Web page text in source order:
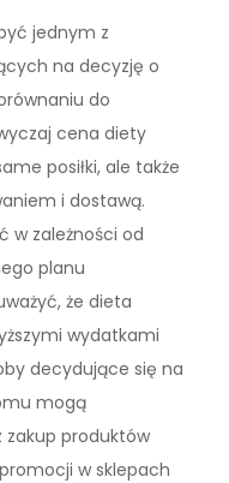
jednym z
na decyzję o
do
cena diety
posiłki, ale także
i dostawą.
w zależności od
planu
że dieta
wydatkami
decydujące się na
mogą
zakup produktów
w sklepach